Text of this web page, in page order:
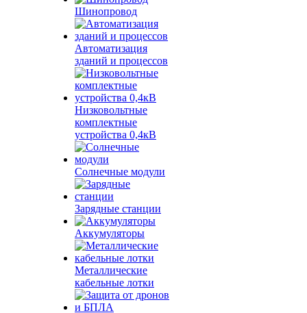
Шинопровод
Автоматизация
зданий и процессов
Низковольтные
комплектные
устройства 0,4кВ
Солнечные модули
Зарядные станции
Аккумуляторы
Металлические
кабельные лотки